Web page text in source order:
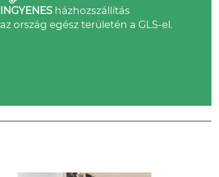
INGYENESházhozszállítás
az ország egész területén a GLS-el.